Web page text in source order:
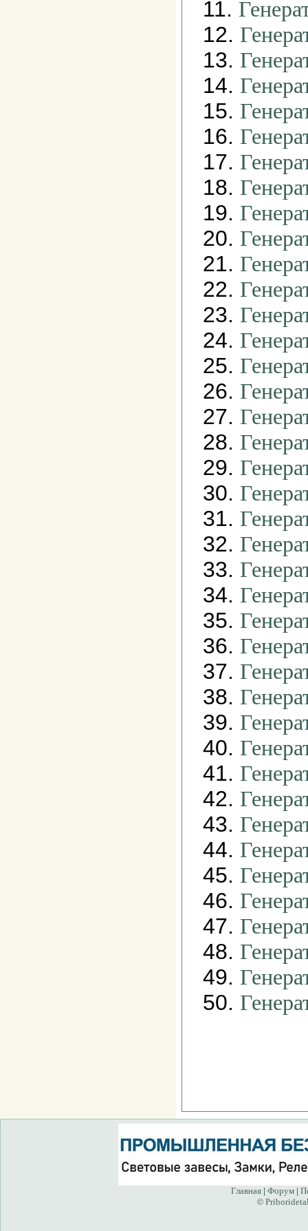
11.
12.
13.
14.
15.
16.
17.
18.
19.
20.
21.
22.
23.
24.
25.
26.
27.
28.
29.
30.
31.
32.
33.
34.
35.
36.
37.
38.
39.
40.
41.
42.
43.
44.
45.
46.
47.
48.
49.
50.
Главная| Форум|
©